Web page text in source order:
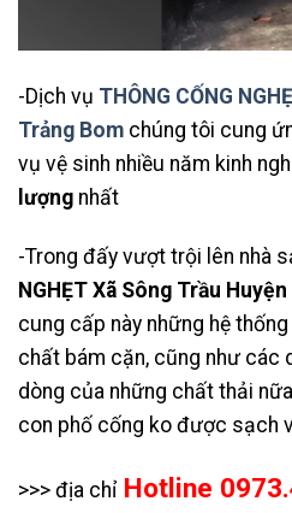
-Dịch vụ THÔNG CỐNG
Trảng Bom chúng tôi cung
vụ vệ sinh nhiều năm kinh
lượng nhất
-Trong đấy vượt trội lên nhà
NGHẸT Xã Sông Trầu
cung cấp này những hệ
chất bám cặn, cũng như các
dòng của những chất thải
con phố cống ko được sạch
>>> địa chỉ Hotline